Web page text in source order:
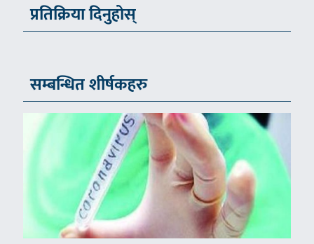
प्रतिक्रिया दिनुहोस्
सम्बन्धित शीर्षकहरु